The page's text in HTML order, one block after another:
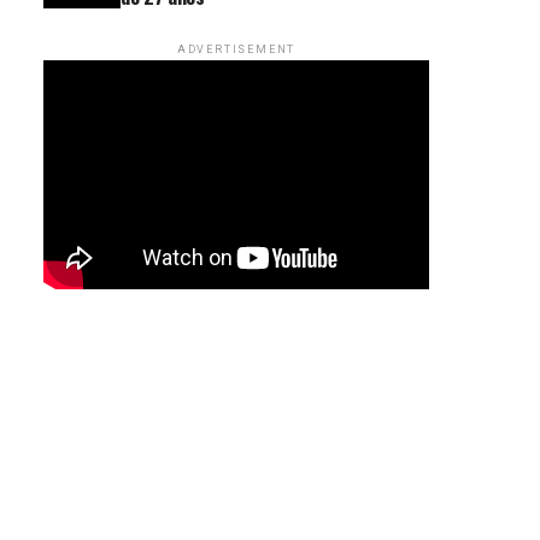
ADVERTISEMENT